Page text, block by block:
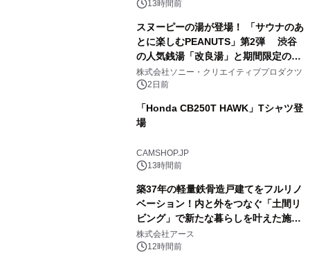
スの2施設で
13時間前
スヌーピーの湯が登場！ 「サウナのあ
とに楽しむPEANUTS」第2弾 渋谷
の人気銭湯「改良湯」と期間限定のコ
ラボレーション サウナイキタイコラ
ボグッズも発売決定！
株式会社ソニー・クリエイティブプロダクツ
2日前
「Honda CB250T HAWK」Tシャツ登
場
CAMSHOP.JP
13時間前
築37年の軽量鉄骨造戸建てをフルリノ
ベーション！内と外をつなぐ「土間リ
ビング」で新たな暮らしを叶えた施工
事例を株式会社アースが公開
株式会社アース
12時間前